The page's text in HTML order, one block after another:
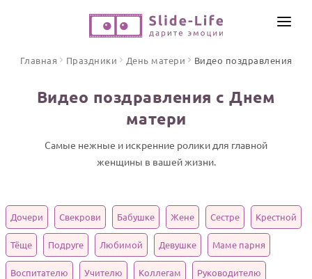
Видео поздравления
Песни поздравления
Стихи и тексты
ПРАЗДНИКИ
С Днем рождения
ИНСТРУМЕНТЫ
Главная Праздники День матери Видео поздравления
Видео поздравления с Днем
матери
Самые нежные и искренние ролики для главной
женщины в вашей жизни.
Дочери Свекрови Бабушке Жене Сестре Крестной
Тёще Подруге Любимой Девушке Маме парня
Воспитателю Учителю Коллегам Руководителю